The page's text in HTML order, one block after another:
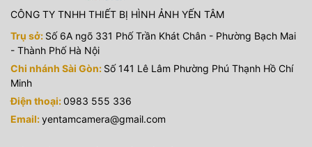
CÔNG TY TNHH THIẾT BỊ HÌNH ẢNH YẾN TÂM
Trụ sở: Số 6A ngõ 331 Phố Trần Khát Chân - Phường Bạch Mai
- Thành Phố Hà Nội
Chi nhánh Sài Gòn: Số 141 Lê Lâm Phường Phú Thạnh Hồ Chí
Minh
Điện thoại:0983 555 336
Email:yentamcamera@gmail.com